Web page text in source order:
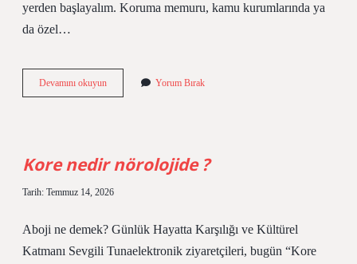
yerden başlayalım. Koruma memuru, kamu kurumlarında ya
da özel…
Devamını okuyunköy
korucusu
Yorum Bırak
Kore nedir nörolojide ?
Tarih: Temmuz 14, 2026
Aboji ne demek? Günlük Hayatta Karşılığı ve Kültürel
Katmanı Sevgili Tunaelektronik ziyaretçileri, bugün “Kore